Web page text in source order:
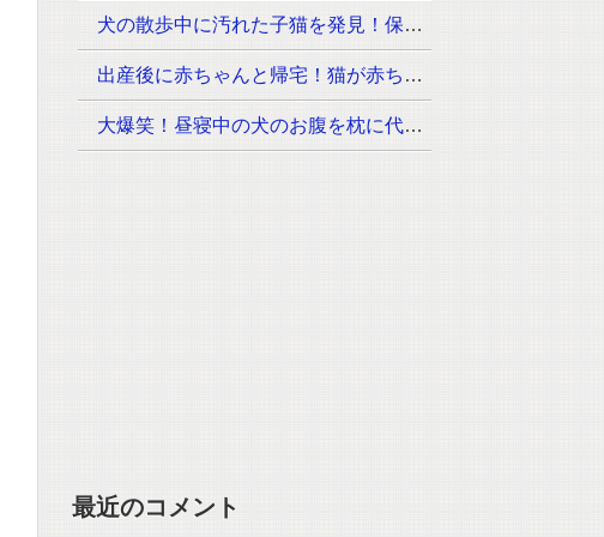
犬の散歩中に汚れた子猫を発見！保護先で幸な姿に安心
出産後に赤ちゃんと帰宅！猫が赤ちゃんに見せた初めての反応は？
大爆笑！昼寝中の犬のお腹を枕に代用した猫に犬が気づくと…
最近のコメント